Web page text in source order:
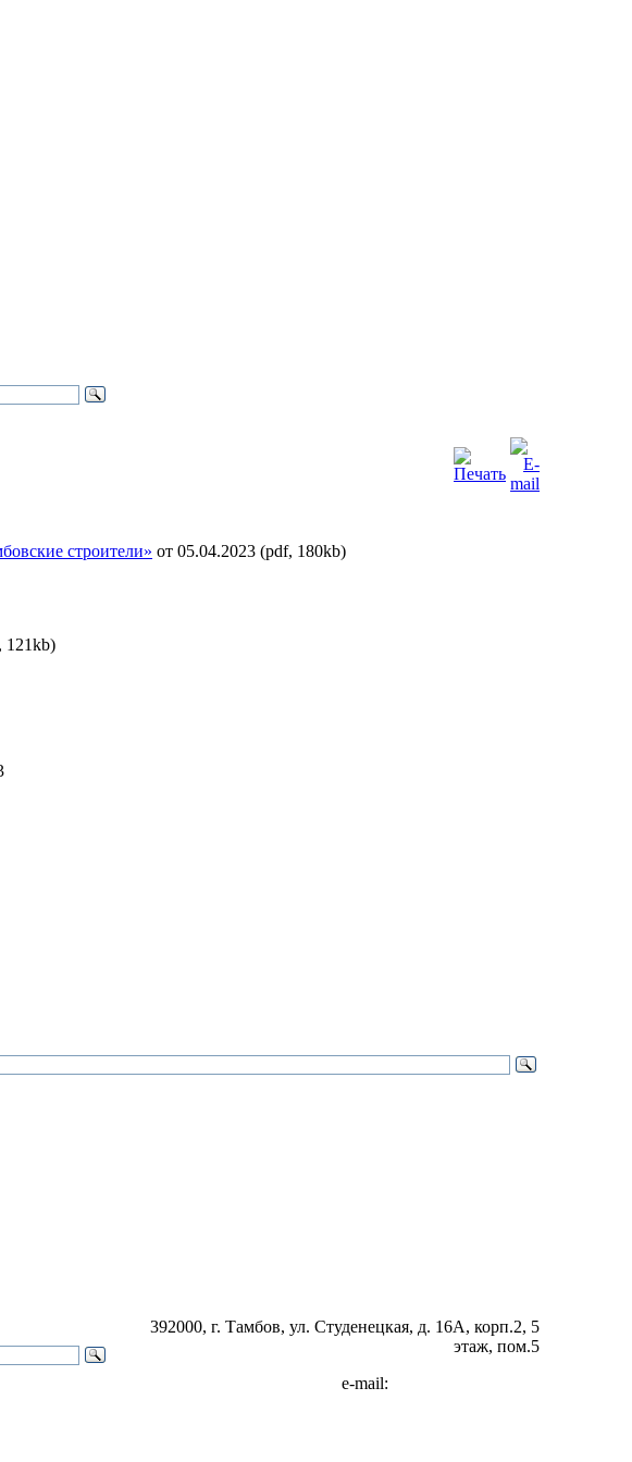
строители» от 05.04.2023 (pdf, 180kb)
121kb)
392000, г. Тамбов, ул. Студенецкая, д. 16А, корп.2, 5
этаж, пом.5
e-mail: